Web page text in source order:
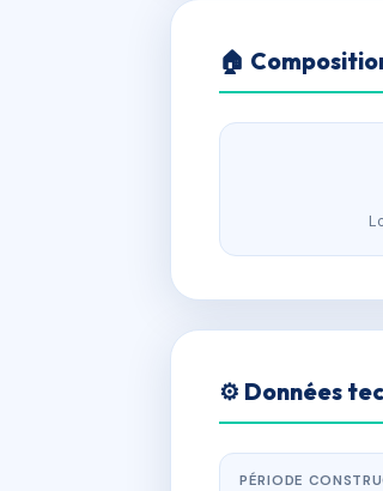
🏠
⚙️ Données
PÉRIODE